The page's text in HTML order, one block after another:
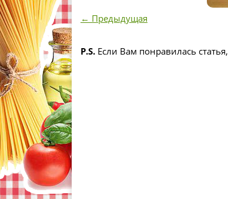
← Предыдущая
P.S. Если Вам понравилась статья,